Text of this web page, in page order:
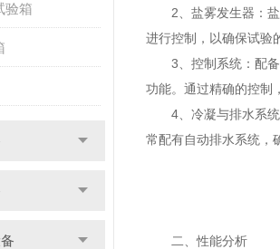
验箱
2、盐雾发生器：盐
进行控制，以确保试验
3、控制系统：配备
功能。通过精确的控制
4、冷凝与排水系统
常配有自动排水系统，
二、性能分析